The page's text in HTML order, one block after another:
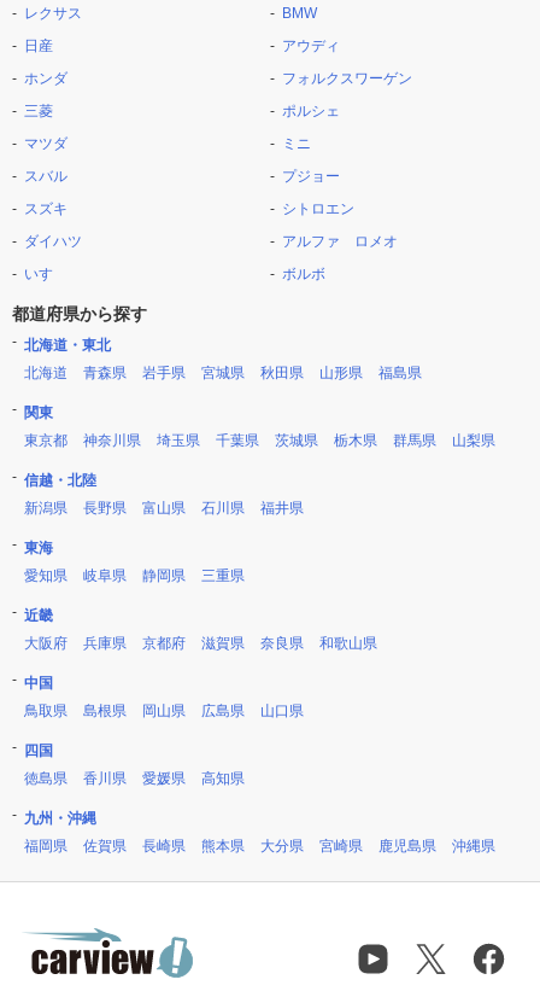
レクサス
日産
ホンダ
三菱
マツダ
スバル
スズキ
ダイハツ
いすゞ
BMW
アウディ
フォルクスワーゲン
ポルシェ
ミニ
プジョー
シトロエン
アルファ ロメオ
ボルボ
都道府県から探す
北海道・東北
北海道
青森県 岩手県 宮城県 秋田県 山形県 福島県
関東
東京都
神奈川県 埼玉県 千葉県 茨城県 栃木県 群馬県 山梨県
信越・北陸
新潟県
長野県 富山県 石川県 福井県
東海
愛知県
岐阜県 静岡県 三重県
近畿
大阪府
兵庫県 京都府 滋賀県 奈良県 和歌山県
中国
鳥取県
島根県 岡山県 広島県 山口県
四国
徳島県
香川県 愛媛県 高知県
九州・沖縄
福岡県
佐賀県 長崎県 熊本県 大分県 宮崎県 鹿児島県 沖縄県